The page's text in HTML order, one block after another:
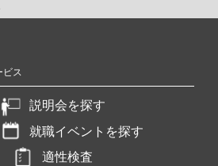
ビス
説明会を探す
就職イベントを探す
適性検査